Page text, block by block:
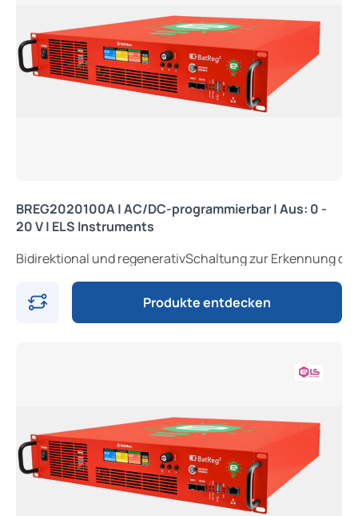
BREG2020100A | AC/DC-programmierbar | Aus: 0 -
20 V | ELS Instruments
Bidirektional und regenerativSchaltung
Produkte entdecken